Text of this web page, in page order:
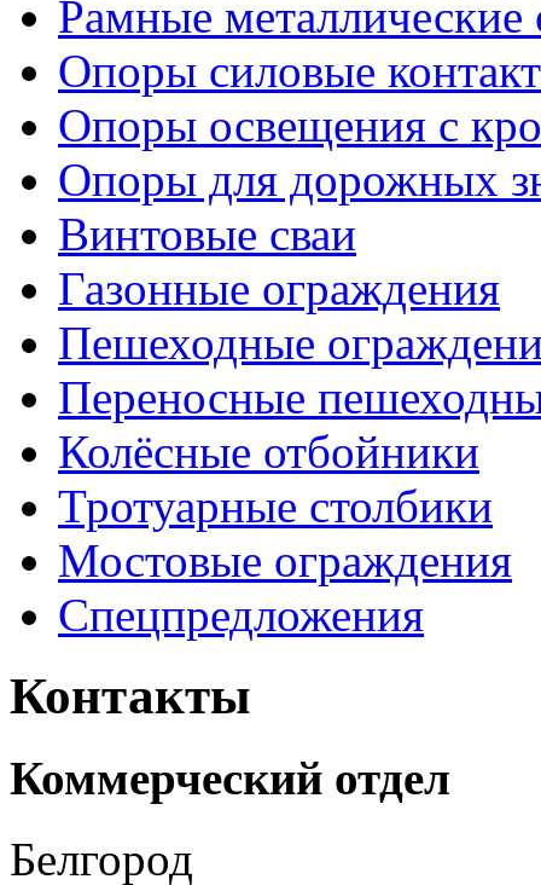
Рамные
Опоры силовые
Опоры освещения с
Опоры для дорожных
Винтовые сваи
Газонные ограждения
Пешеходные
Переносные
Колёсные отбойники
Тротуарные столбики
Мостовые ограждения
Спецпредложения
Контакты
Коммерческий отдел
Белгород